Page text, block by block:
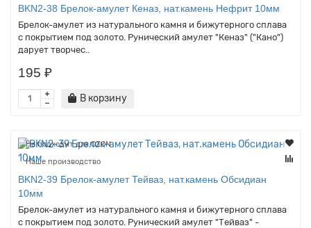
BKN2-38 Брелок-амулет Кеназ, нат.камень Нефрит 10мм
Брелок-амулет из натурального камня и бижутерного сплава
с покрытием под золото. Рунический амулет "Кеназ" ("Кано")
дарует творчес..
195 ₽
В корзину
Не подходит для OZON
Наше производство
BKN2-39 Брелок-амулет Тейваз, нат.камень Обсидиан
10мм
Брелок-амулет из натурального камня и бижутерного сплава
с покрытием под золото. Рунический амулет "Тейваз" -